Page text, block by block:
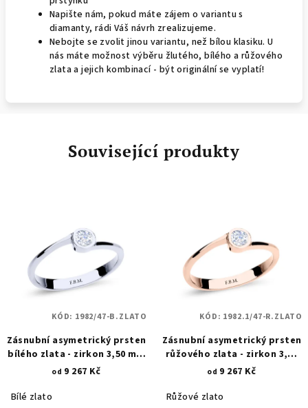
Napište nám, pokud máte zájem o variantu s
diamanty, rádi Váš návrh zrealizujeme.
Nebojte se zvolit jinou variantu, než bílou klasiku. U
nás máte možnost výběru žlutého, bílého a růžového
zlata a jejich kombinací - být originální se vyplatí!
Související produkty
Zásnubní asymetrický prsten
bílého zlata - zirkon 3,50 mm
1982
od 9 267 Kč
Bílé zlato
KÓD: 1982/47-B.ZLATO
Zásnubní asymetrický prsten
růžového zlata - zirkon 3,50
mm 1982.1
od 9 267 Kč
Růžové zlato
KÓD: 1982.1/47-R.ZLATO